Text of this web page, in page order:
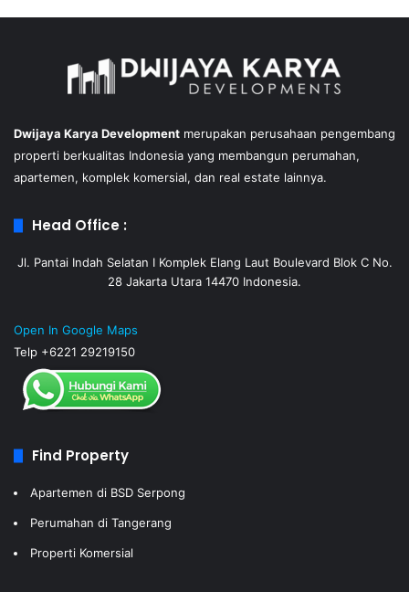
Dwijaya Karya Development merupakan perusahaan pengembang
properti berkualitas Indonesia yang membangun perumahan,
apartemen, komplek komersial, dan real estate lainnya.
Head Office :
Jl. Pantai Indah Selatan I Komplek Elang Laut Boulevard Blok C No.
28 Jakarta Utara 14470 Indonesia.
Open In Google Maps
Telp +6221 29219150
Find Property
Apartemen di BSD Serpong
Perumahan di Tangerang
Properti Komersial